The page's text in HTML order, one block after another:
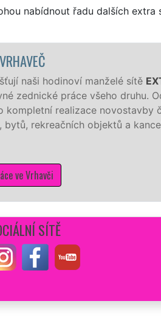
nabídnout řadu dalších extra
naši hodinoví manželé sítě
zednické práce všeho druhu.
kompletní realizace novostavby
rekreačních objektů a
ve Vrhavči
SÍTĚ